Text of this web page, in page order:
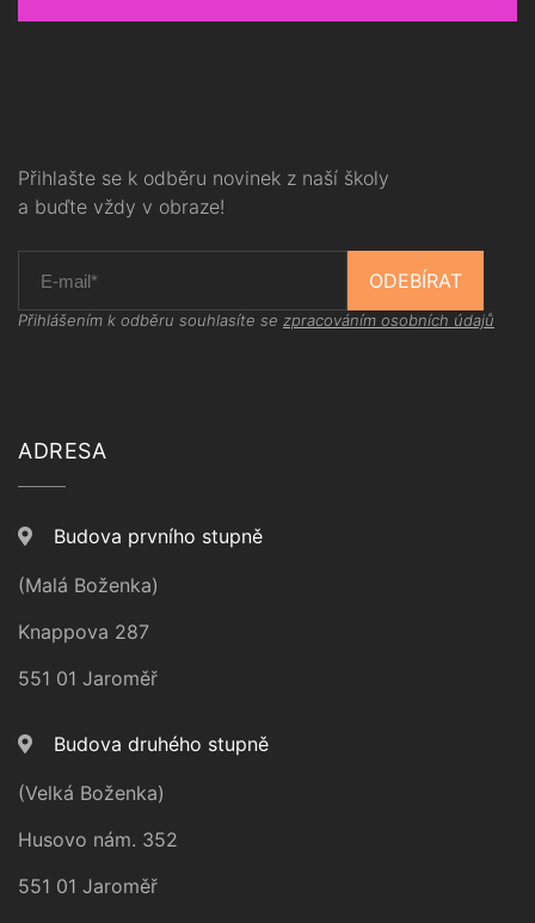
Přihlašte se k odběru novinek z naší školy
a buďte vždy v obraze!
ODEBÍRAT
Přihlášením k odběru souhlasíte se zpracováním osobních údajů
ADRESA
Budova prvního stupně
(Malá Boženka)
Knappova 287
551 01 Jaroměř
Budova druhého stupně
(Velká Boženka)
Husovo nám. 352
551 01 Jaroměř